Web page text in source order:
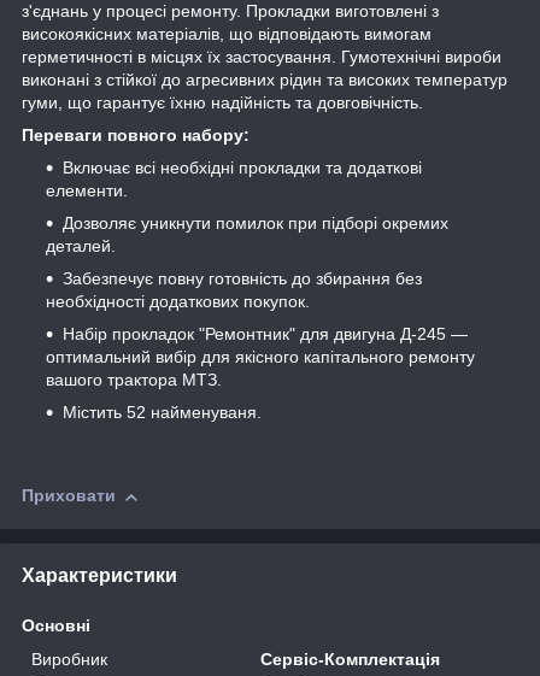
з'єднань у процесі ремонту. Прокладки виготовлені з
високоякісних матеріалів, що відповідають вимогам
герметичності в місцях їх застосування. Гумотехнічні вироби
виконані з стійкої до агресивних рідин та високих температур
гуми, що гарантує їхню надійність та довговічність.
Переваги повного набору:
Включає всі необхідні прокладки та додаткові
елементи.
Дозволяє уникнути помилок при підборі окремих
деталей.
Забезпечує повну готовність до збирання без
необхідності додаткових покупок.
Набір прокладок "Ремонтник" для двигуна Д-245 —
оптимальний вибір для якісного капітального ремонту
вашого трактора МТЗ.
Містить 52 найменуваня.
Приховати
Характеристики
Основні
Виробник
Сервіс-Комплектація